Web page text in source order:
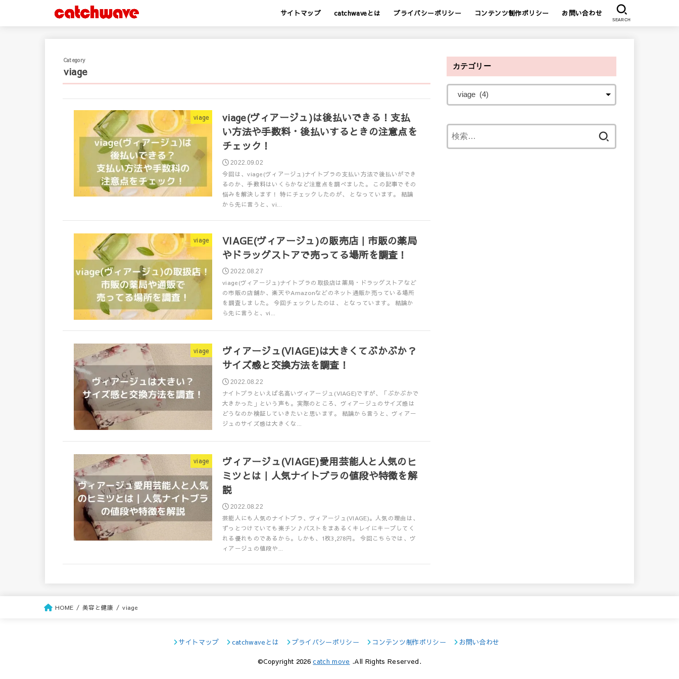
サイトマップ catchwaveとは プライバシーポリシー コンテンツ制作ポリシー お問い合わせ
SEARCH
viage
viage
viage(ヴィアージュ)は後払いできる！支払
い方法や手数料・後払いするときの注意点を
チェック！
2022.09.02
今回は、viage(ヴィアージュ)ナイトブラの支払い方法で後払いができ
るのか、手数料はいくらかなど注意点を調べました。 この記事でその
悩みを解決します！ 特にチェックしたのが、 となっています。 結論
から先に言うと、vi...
viage
VIAGE(ヴィアージュ)の販売店｜市販の薬局
やドラッグストアで売ってる場所を調査！
2022.08.27
viage(ヴィアージュ)ナイトブラの取扱店は薬局・ドラッグストアなど
の市販の店舗か、楽天やAmazonなどのネット通販か売っている場所
を調査しました。 今回チェックしたのは、 となっています。 結論か
ら先に言うと、vi...
viage
ヴィアージュ(VIAGE)は大きくてぶかぶか？
サイズ感と交換方法を調査！
2022.08.22
ナイトブラといえば名高いヴィアージュ(VIAGE)ですが、「ぶかぶかで
大きかった」という声も。実際のところ、ヴィアージュのサイズ感は
どうなのか検証していきたいと思います。 結論から言うと、ヴィアー
ジュのサイズ感は大きくな...
viage
ヴィアージュ(VIAGE)愛用芸能人と人気のヒ
ミツとは｜人気ナイトブラの値段や特徴を解
説
2022.08.22
芸能人にも人気のナイトブラ、ヴィアージュ(VIAGE)。人気の理由は、
ずっとつけていても楽チン♪バストをまあるくキレイにキープしてく
れる優れものであるから。しかも、1枚3,278円。 今回こちらでは、ヴ
ィアージュの値段や...
カテゴリー
HOME 美容と健康 viage
サイトマップ catchwaveとは プライバシーポリシー コンテンツ制作ポリシー お問い合わせ
©Copyright 2026catch move .All Rights Reserved.